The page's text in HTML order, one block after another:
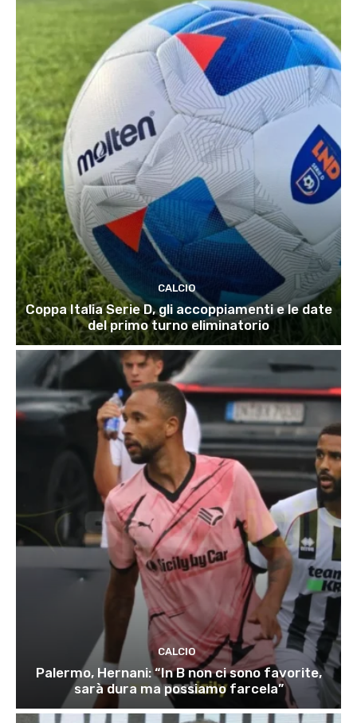
CALCIO
Coppa Italia Serie D, gli accoppiamenti e le date
del primo turno eliminatorio
CALCIO
Palermo, Hernani: “In B non ci sono favorite,
sarà dura ma possiamo farcela”